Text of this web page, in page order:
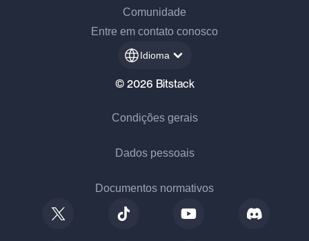
Comunidade
Entre em contato conosco
Idioma
© 2026 Bitstack
Condições gerais
Dados pessoais
Documentos normativos